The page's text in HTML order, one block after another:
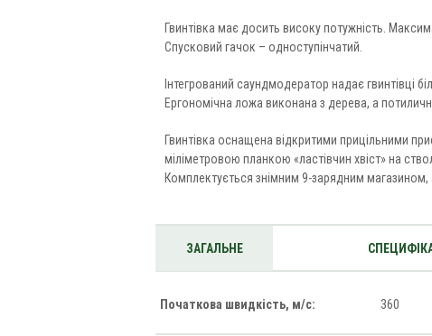
Гвинтівка має досить високу потужність.
Спусковий гачок – одноступінчатий.
Інтегрований саундмодератор надає гвинтівці
Ергономічна ложа виконана з дерева, а
Гвинтівка оснащена відкритими прицільними
міліметровою планкою «ластівчин хвіст» на
Комплектується знімним 9-зарядним
ЗАГАЛЬНЕ
Початкова швидкість, м/с: 360